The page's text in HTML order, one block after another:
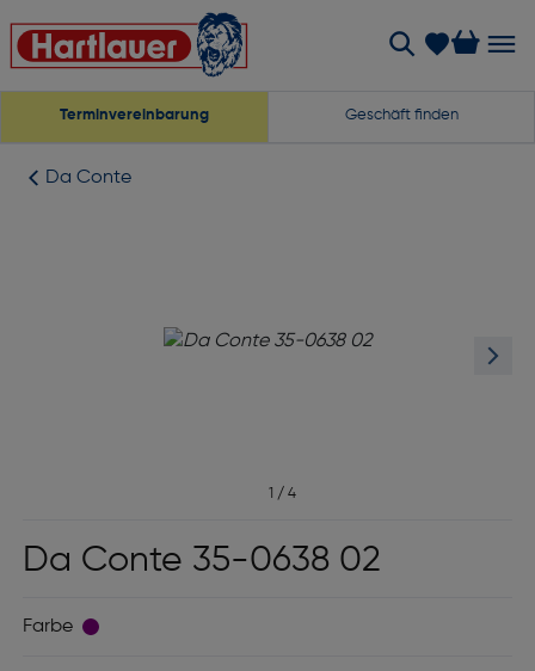
Terminvereinbarung Geschäft finden
Da Conte
1 / 4
Da Conte 35-0638 02
Farbe